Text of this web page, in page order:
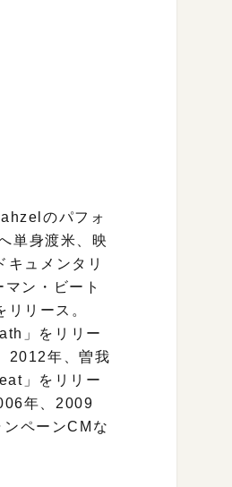
のパフォ
単身渡米、映
ュメンタリ
ン・ビート
リース。
」をリリー
2012年、曽我
」をリリー
年、2009
ペーンCMな